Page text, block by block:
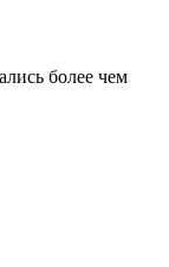
более чем